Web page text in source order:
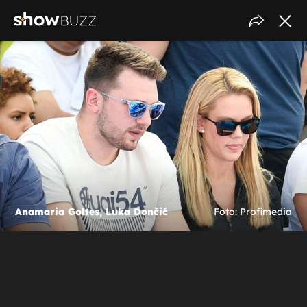
Anamaria Goltes, Luka Dončić Foto: Profimedia